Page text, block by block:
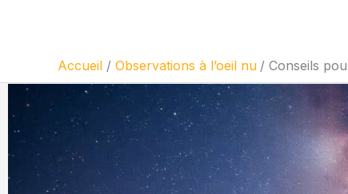
Accueil Observations à l’oeil nu Conseils